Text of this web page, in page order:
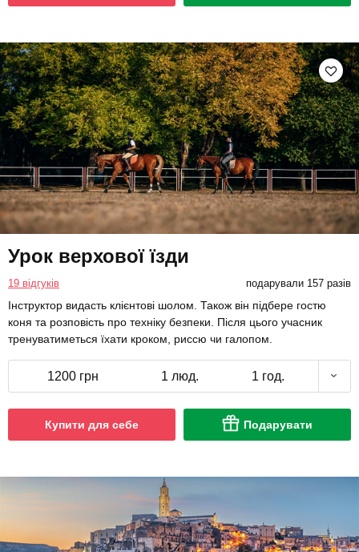
Урок верхової їзди
19 відгуків подарували 157 разів
Інструктор видасть клієнтові шолом. Також він підбере гостю
коня та розповість про техніку безпеки. Після цього учасник
тренуватиметься їхати кроком, риссю чи галопом.
1200 грн 1 люд. 1 год.
Купити для себе Подарувати